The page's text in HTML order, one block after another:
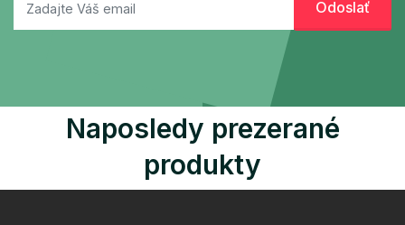
Naposledy prezerané
produkty